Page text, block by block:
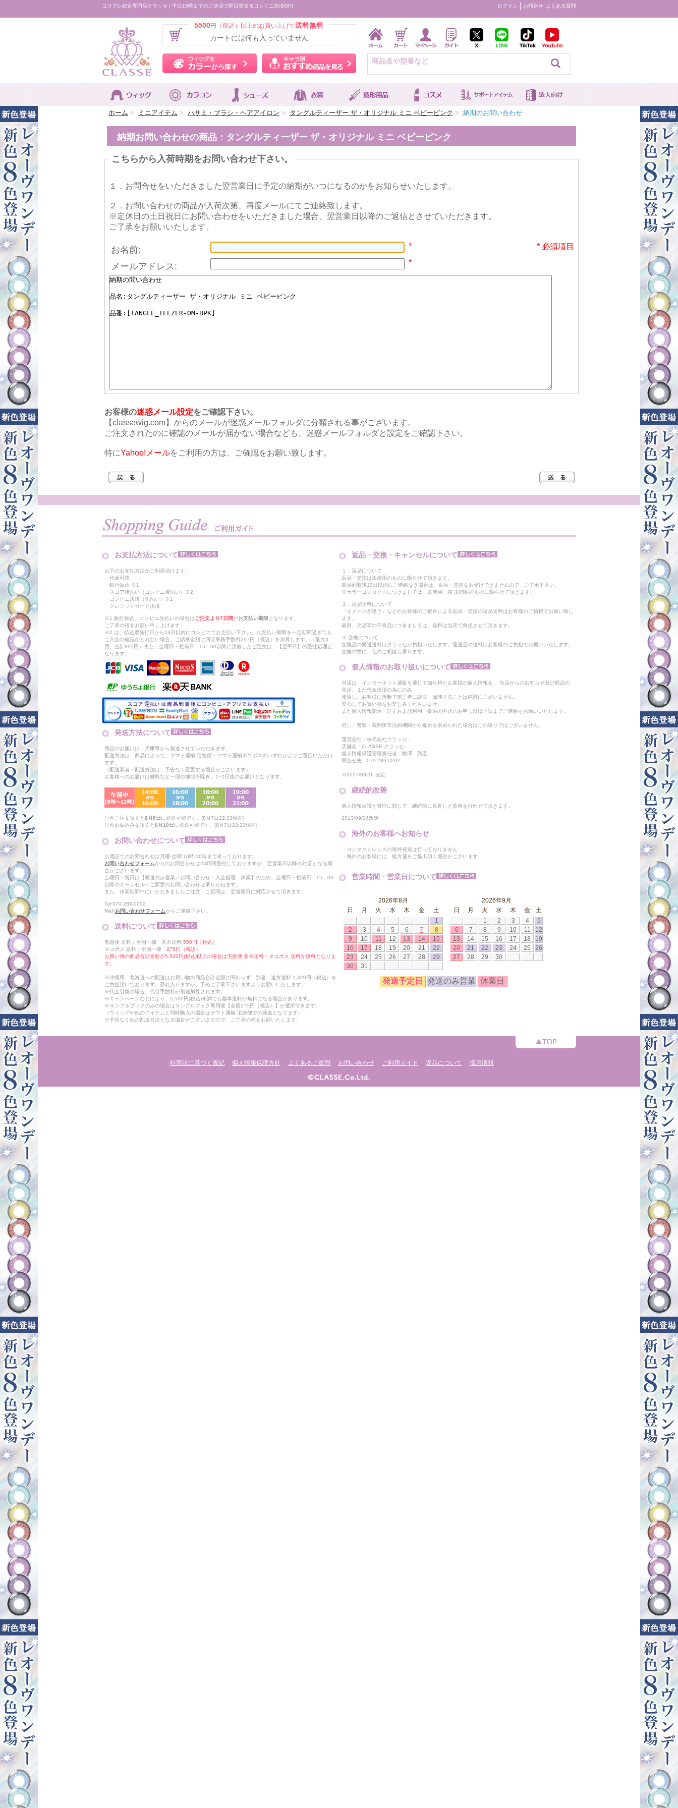
コスプレ総合専門店クラッセ | 平日15時までのご決済で即日発送＆コンビニ決済OK! ログイン お問合せ よくある質問
5500円（税込）以上のお買い上げで送料無料
カートには何も入っていません
ウィッグをカラーから探す キャラ別おすすめ商品を見る
ホーム > ミニアイテム > ハサミ・ブラシ・ヘアアイロン > タングルティーザー ザ・オリジナル ミニ ベビーピンク > 納期のお問い合わせ
納期お問い合わせの商品：タングルティーザー ザ・オリジナル ミニ ベビーピンク
こちらから入荷時期をお問い合わせ下さい。
１．お問合せをいただきました翌営業日に予定の納期がいつになるのかをお知らせいたします。
２．お問い合わせの商品が入荷次第、再度メールにてご連絡致します。
※定休日の土日祝日にお問い合わせをいただきました場合、翌営業日以降のご返信とさせていただきます。
ご了承をお願いいたします。
* 必須項目
お名前: *
メールアドレス: *
お客様の迷惑メール設定をご確認下さい。
【classewig.com】からのメールが迷惑メールフォルダに分類される事がございます。
ご注文されたのに確認のメールが届かない場合なども、迷惑メールフォルダと設定をご確認下さい。
特にYahoo!メールをご利用の方は、ご確認をお願い致します。
お支払方法について
以下のお支払方法がご利用頂けます。
・代金引換
・銀行振込 ※1
・スコア後払い（コンビニ後払い）※2
・コンビニ決済（先払い）※1
・クレジットカード決済
※1.銀行振込、コンビニ先払いの場合はご注文より7日間がお支払い期限 となります。
ご了承の程をお願い申し上げます。
※2.は、払込票発行日から14日以内にコンビニでお支払い下さい。お支払い期限を一定期間過ぎても
ご入金の確認がとれない場合、ご請求金額に回収事務手数料297円（税込）を加算します。（最大3
回、合計891円）また、金曜日・祝前日 15：00以降に頂戴したご注文は、【翌平日】の受注処理と
なります。
発送方法について
商品のお届けは、兵庫県から発送させていただきます。
配送方法は、商品によって、ヤマト運輸 宅急便・ヤマト運輸ネコポスのいずれかよりご選択いただけ
ます。
（配送業者・配送方法は、予告なく変更する場合がございます）
お客様へのお届けは離島など一部の地域を除き、1~2日後のお届けとなります。
只今ご注文頂くと8月8日 に発送可能です。(8月7日22:33現在)
只今お振込みを頂くと8月10日 に発送可能です。(8月7日22:33現在)
お問い合わせについて
お電話でのお問合わせは月曜-金曜:10時-16時まで承っております。
お問い合わせフォームからのお問合わせは24時間受付しておりますが、翌営業日以降の対応となる場
合がございます。
土曜日・祝日は【発送のみ営業／お問い合わせ・入金処理 休業】のため、金曜日・祝前日 15：00
以降のキャンセル・ご変更のお問い合わせは承りかねます。
また、休業期間中にいただきましたご注文・ご質問は、翌営業日に対応させて頂きます。
Tel:079-289-0202
Mail:お問い合わせフォームからご連絡下さい。
送料について
宅急便 送料：全国一律 基本送料 550円（税込）
ネコポス 送料：全国一律 275円（税込）
お買い物の商品合計金額が5,500円(税込)以上の場合は宅急便 基本送料・ネコポス 送料が無料となりま
す。
※沖縄県、北海道への配送はお買い物の商品合計金額に関わらず、別途、遠方送料 1,320円（税込）を
ご負担頂いております。恐れ入りますが、予めご了承下さいますようお願いいたします。
※代金引換の場合、代引手数料が別途加算されます。
※キャンペーンなどにより、5,500円(税込)未満でも基本送料が無料になる場合があります。
※サンプルブックのみの場合はサンプルブック専用便【全国275円（税込）】が選択できます。
（ウィッグや他のアイテムと同時購入の場合はヤマト運輸 宅急便での発送となります）
※予告なく他の配送方法となる場合がございますので、ご了承の程をお願いたします。
返品・交換・キャンセルについて
１．返品について
返品・交換は未使用のものに限らせて頂きます。
商品到着後10日以内にご連絡なき場合は、返品・交換をお受けできませんので、ご了承下さい。
※カラーコンタクトにつきましては、未使用・箱 未開封のものに限らせて頂きます。
２．返品送料について
「イメージが違う」などのお客様のご都合による返品・交換の返品送料はお客様のご負担でお願い致し
ます。
破損、欠品等の不良品につきましては、送料は当店で負担させて頂きます。
３.交換について
交換品の発送送料はクラッセが負担いたします。返送品の送料はお客様のご負担でお願いいたします。
交換の際に、色のご相談も承ります。
個人情報のお取り扱いについて
当店は、インターネット通販を通じて知り得たお客様の個人情報を、 当店からのお知らせ及び商品の
発送、また代金決済の為にのみ
使用し、お客様に無断で第三者に譲渡・漏洩することは絶対にございません。
安心してお買い物をお楽しみくださいませ。
また個人情報開示・訂正および利用・提供の中止のお申し出は下記までご連絡をお願いいたします。
但し、警察・裁判所等法的機関から提示を求められた場合はこの限りではございません。
運営会社：株式会社クラッセ：
店舗名：CLASSE-クラッセ-
個人情報保護管理責任者：柳澤 到宏
問合せ先：079-289-0202
※2017/03/16 改定
継続的改善
個人情報保護と管理に関して、継続的に見直しと改善を行わせて頂きます。
2013/09/04改定
海外のお客様へお知らせ
・コンタクトレンズの海外発送は行っておりません
・海外のお客様には、処方箋をご提出頂く場合がございます
営業時間・営業日について
2026年8月
日
月 火 水 木 金
土
1
2
3 4 5 6 7
8
9
10 11 12 13 14
15
16
17 18 19 20 21
22
23
24 25 26 27 28
29
30
31
2026年9月
日
月 火 水 木 金
土
1
2 3 4
5
6
7 8 9 10 11
12
13
14 15 16 17 18
19
20
21 22 23 24 25
26
27
28 29 30
発送予定日 発送のみ営業 休業日
特商法に基づく表記 個人情報保護方針 よくあるご質問 お問い合わせ ご利用ガイド 返品について 採用情報